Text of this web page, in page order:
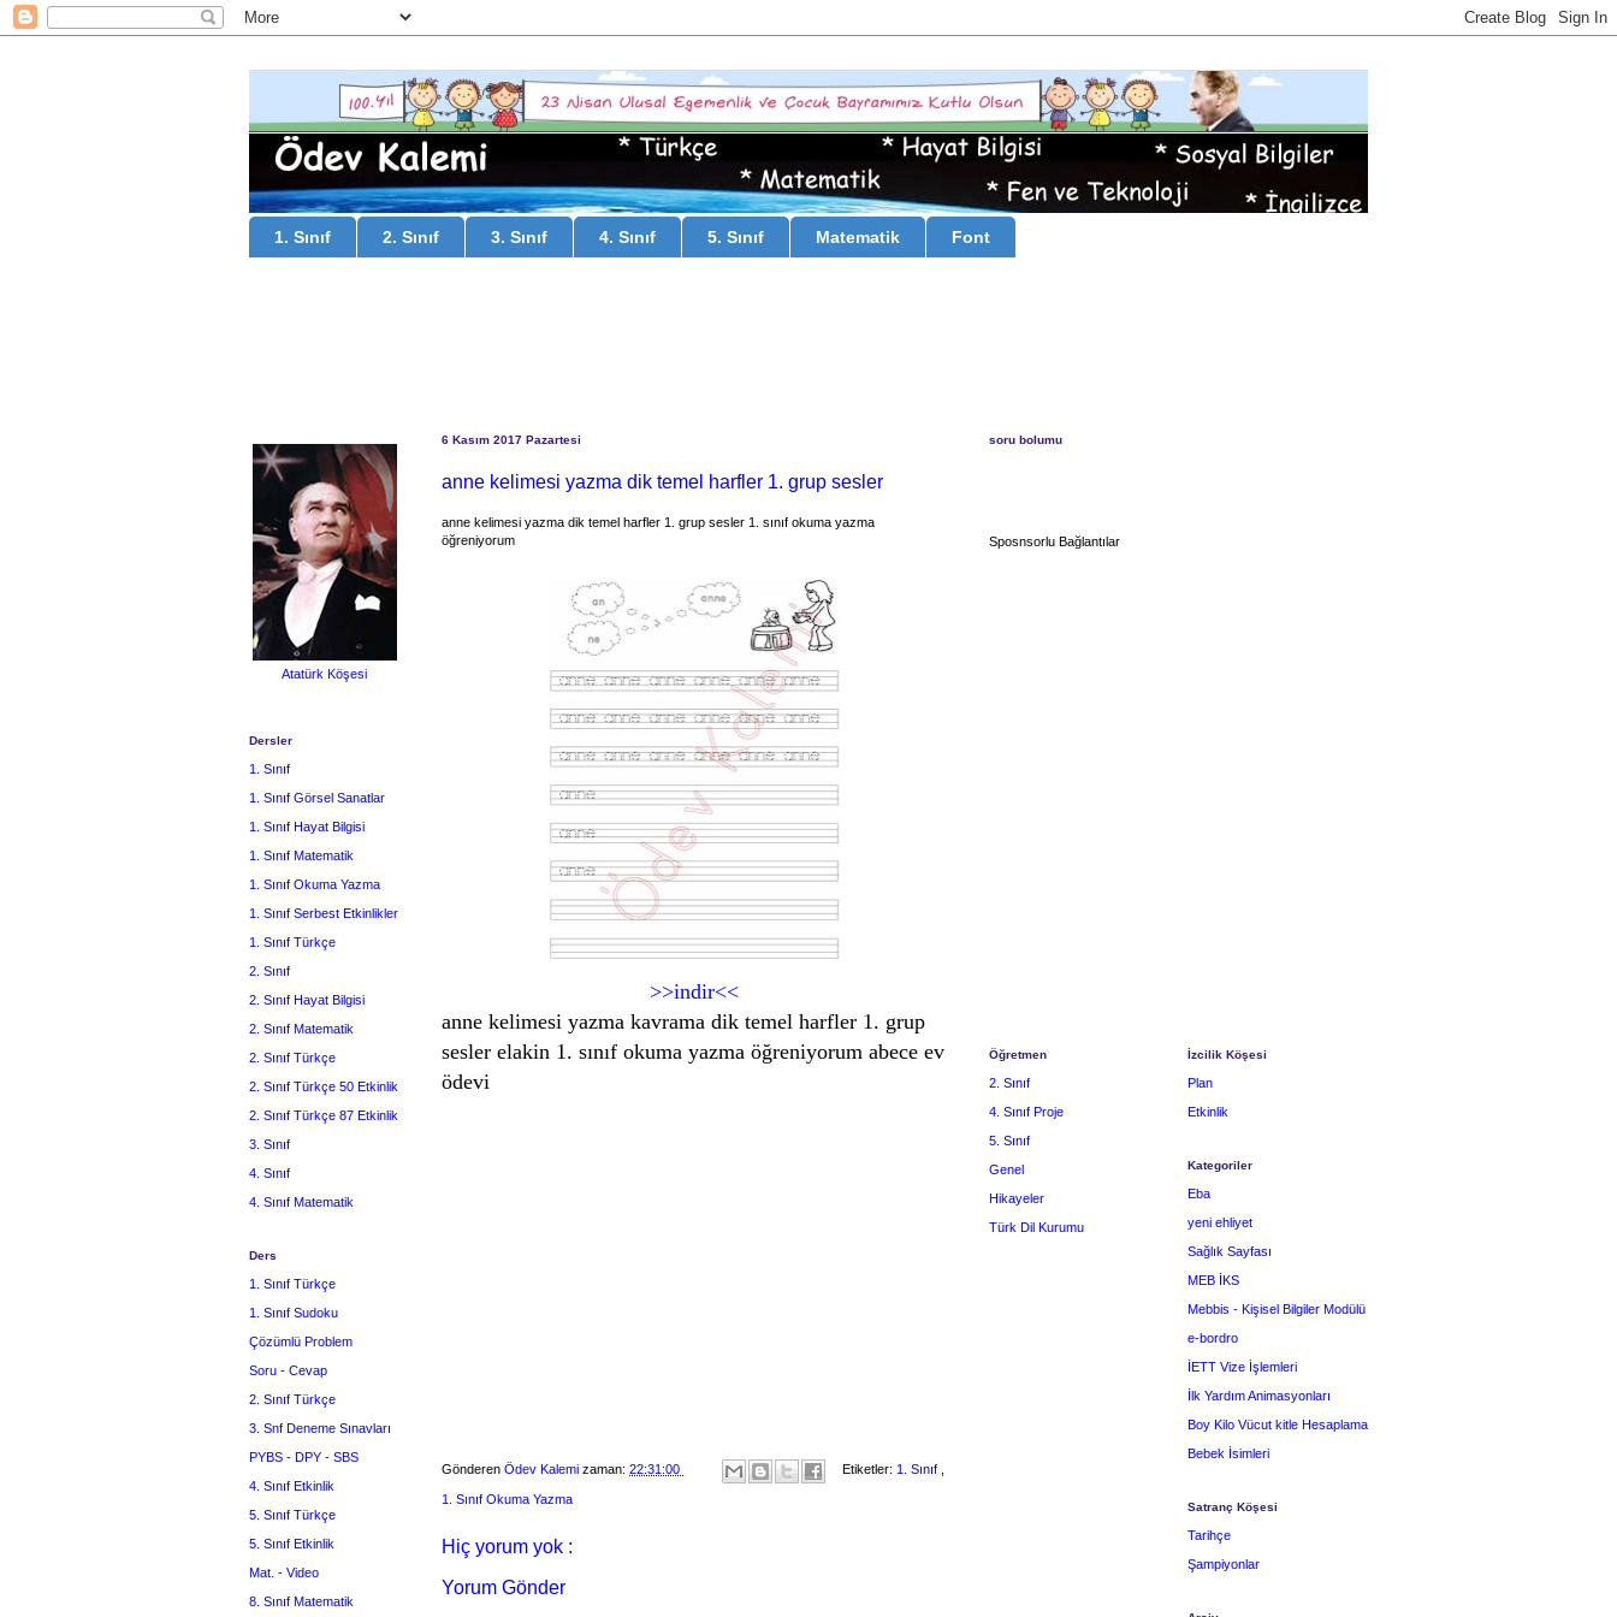
1. Sınıf 2. Sınıf 3. Sınıf 4. Sınıf 5. Sınıf Matematik Font
6 Kasım 2017 Pazartesi
anne kelimesi yazma dik temel harfler 1. grup sesler
anne kelimesi yazma dik temel harfler 1. grup sesler 1. sınıf okuma yazma
öğreniyorum
>>indir<<
anne kelimesi yazma kavrama dik temel harfler 1. grup
sesler elakin 1. sınıf okuma yazma öğreniyorum abece ev
ödevi
Gönderen Ödev Kalemi zaman: 22:31:00 Etiketler: 1. Sınıf
1. Sınıf Okuma Yazma
Hiç yorum yok :
Yorum Gönder
Atatürk Köşesi
Dersler
1. Sınıf
1. Sınıf Görsel Sanatlar
1. Sınıf Hayat Bilgisi
1. Sınıf Matematik
1. Sınıf Okuma Yazma
1. Sınıf Serbest Etkinlikler
1. Sınıf Türkçe
2. Sınıf
2. Sınıf Hayat Bilgisi
2. Sınıf Matematik
2. Sınıf Türkçe
2. Sınıf Türkçe 50 Etkinlik
2. Sınıf Türkçe 87 Etkinlik
3. Sınıf
4. Sınıf
4. Sınıf Matematik
Ders
1. Sınıf Türkçe
1. Sınıf Sudoku
Çözümlü Problem
Soru - Cevap
2. Sınıf Türkçe
3. Snf Deneme Sınavları
PYBS - DPY - SBS
4. Sınıf Etkinlik
5. Sınıf Türkçe
5. Sınıf Etkinlik
Mat. - Video
8. Sınıf Matematik
soru bolumu
Sposnsorlu Bağlantılar
Öğretmen
2. Sınıf
4. Sınıf Proje
5. Sınıf
Genel
Hikayeler
Türk Dil Kurumu
İzcilik Köşesi
Plan
Etkinlik
Kategoriler
Eba
yeni ehliyet
Sağlık Sayfası
MEB İKS
Mebbis - Kişisel Bilgiler Modülü
e-bordro
İETT Vize İşlemleri
İlk Yardım Animasyonları
Boy Kilo Vücut kitle Hesaplama
Bebek İsimleri
Satranç Köşesi
Tarihçe
Şampiyonlar